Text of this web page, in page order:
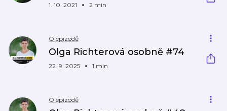
1. 10. 2021 2 min
O epizodě
Olga Richterová osobně #74
22. 9. 2025 1 min
O epizodě